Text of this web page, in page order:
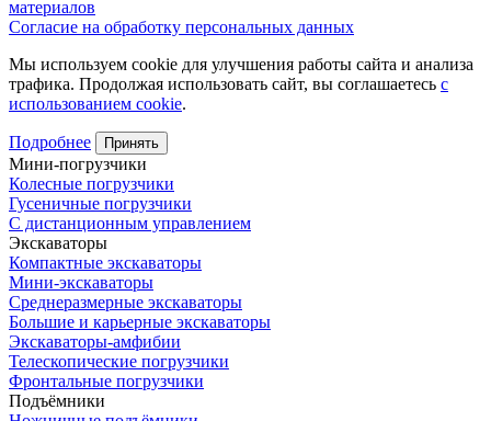
материалов
Согласие на обработку персональных данных
Мы используем cookie для улучшения работы сайта и анализа
трафика. Продолжая использовать сайт, вы соглашаетесь с
использованием cookie.
Подробнее Принять
Мини-погрузчики
Колесные погрузчики
Гусеничные погрузчики
С дистанционным управлением
Экскаваторы
Компактные экскаваторы
Мини-экскаваторы
Среднеразмерные экскаваторы
Большие и карьерные экскаваторы
Экскаваторы-амфибии
Телескопические погрузчики
Фронтальные погрузчики
Подъёмники